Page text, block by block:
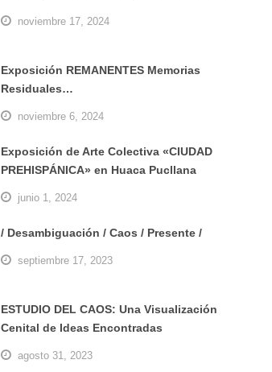
noviembre 17, 2024
Exposición REMANENTES Memorias
Residuales…
noviembre 6, 2024
Exposición de Arte Colectiva «CIUDAD
PREHISPÁNICA» en Huaca Pucllana
junio 1, 2024
/ Desambiguación / Caos / Presente /
septiembre 17, 2023
ESTUDIO DEL CAOS: Una Visualización
Cenital de Ideas Encontradas
agosto 31, 2023